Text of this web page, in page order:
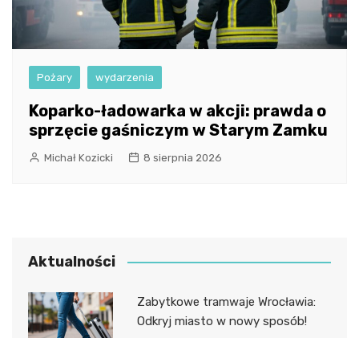
Pożary wydarzenia
Koparko-ładowarka w akcji: prawda o
sprzęcie gaśniczym w Starym Zamku
Michał Kozicki 8 sierpnia 2026
Aktualności
Zabytkowe tramwaje Wrocławia:
Odkryj miasto w nowy sposób!